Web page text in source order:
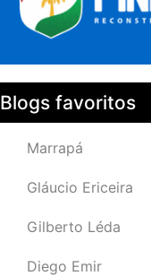
Blogs favoritos
Marrapá
Gláucio Ericeira
Gilberto Léda
Diego Emir